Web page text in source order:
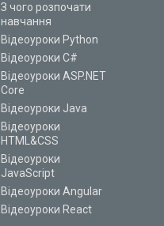
З чого розпочати
навчання
Відеоуроки Python
Відеоуроки C#
Відеоуроки ASP.NET
Core
Відеоуроки Java
Відеоуроки
HTML&CSS
Відеоуроки
JavaScript
Відеоуроки Angular
Відеоуроки React